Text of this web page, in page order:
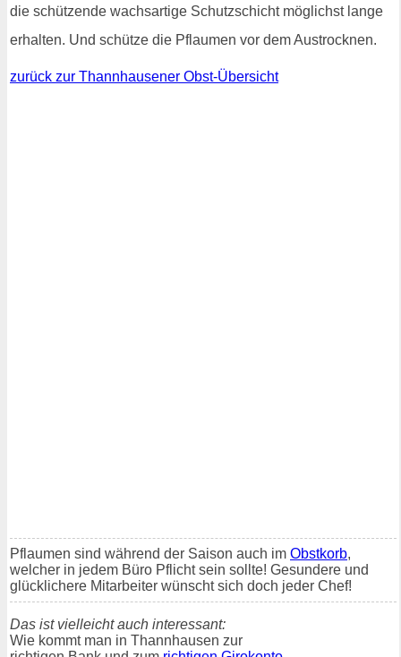
die schützende wachsartige Schutzschicht möglichst lange
erhalten. Und schütze die Pflaumen vor dem Austrocknen.
zurück zur Thannhausener Obst-Übersicht
Pflaumen sind während der Saison auch im Obstkorb,
welcher in jedem Büro Pflicht sein sollte! Gesundere und
glücklichere Mitarbeiter wünscht sich doch jeder Chef!
Das ist vielleicht auch interessant:
Wie kommt man in Thannhausen zur